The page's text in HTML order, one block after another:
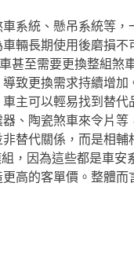
系統、懸吊系統等
輛長期使用後磨損
甚至需要更換整組煞
致更換需求持續增
主可以輕易找到替
、陶瓷煞車來令片
替代關係，而是相
，因為這些都是車
高的客單價。整體